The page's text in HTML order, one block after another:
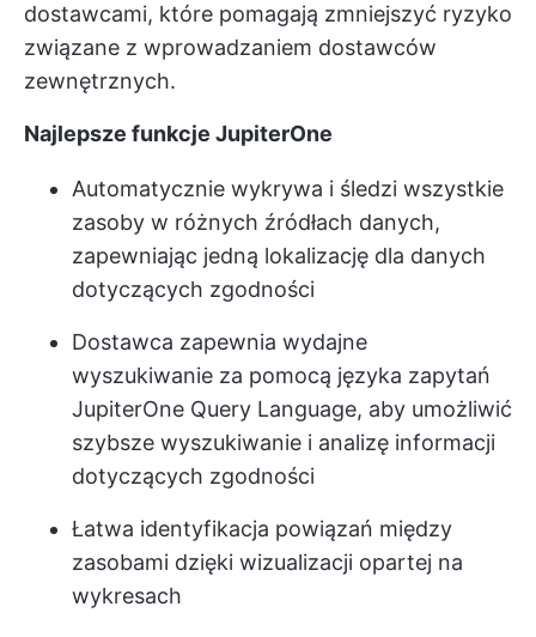
dostawcami, które pomagają zmniejszyć ryzyko
związane z wprowadzaniem dostawców
zewnętrznych.
Najlepsze funkcje JupiterOne
Automatycznie wykrywa i śledzi wszystkie
zasoby w różnych źródłach danych,
zapewniając jedną lokalizację dla danych
dotyczących zgodności
Dostawca zapewnia wydajne
wyszukiwanie za pomocą języka zapytań
JupiterOne Query Language, aby umożliwić
szybsze wyszukiwanie i analizę informacji
dotyczących zgodności
Łatwa identyfikacja powiązań między
zasobami dzięki wizualizacji opartej na
wykresach